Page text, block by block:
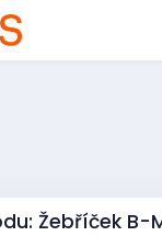
Žebříček B-